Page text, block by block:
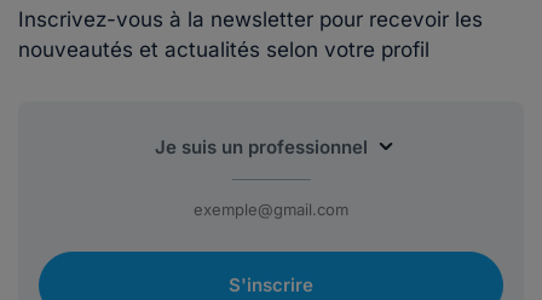
Inscrivez-vous à la newsletter pour recevoir les
nouveautés et actualités selon votre profil
S'inscrire